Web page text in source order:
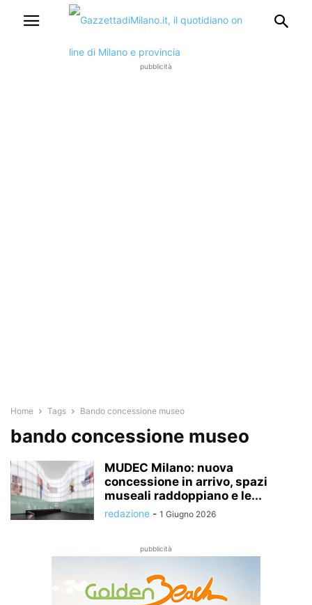
pubblicità
Home Tags Bando concessione museo
bando concessione museo
MUDEC Milano: nuova
concessione in arrivo, spazi
museali raddoppiano e le...
redazione - 1 Giugno 2026
pubblicità